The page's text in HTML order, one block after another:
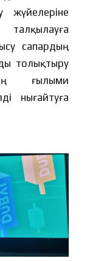
жүйелеріне
талқылауға
сапардың
толықтыру
ғылыми
нығайтуға